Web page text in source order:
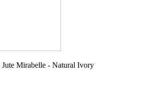
Mirabelle - Natural Ivory